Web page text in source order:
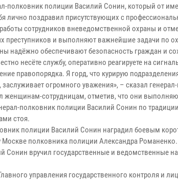
полковник полиции Василий Сонин, который от
лично поздравил присутствующих с
сотрудников вневедомственной охраны и
и выполняют важнейшие задачи по
надёжно обеспечивают безопасность граждан и
несёте службу, оперативно реагируете на
правопорядка. Я горд, что курирую
огромного уважения», – сказал
сотрудницам, отметив, что они
полковник полиции Василий Сонин по
стоя.
полиции Василий Сонин наградил боевым
полковника полиции Александра
Сонин вручил государственные и ведомственные
управления государственного контроля и